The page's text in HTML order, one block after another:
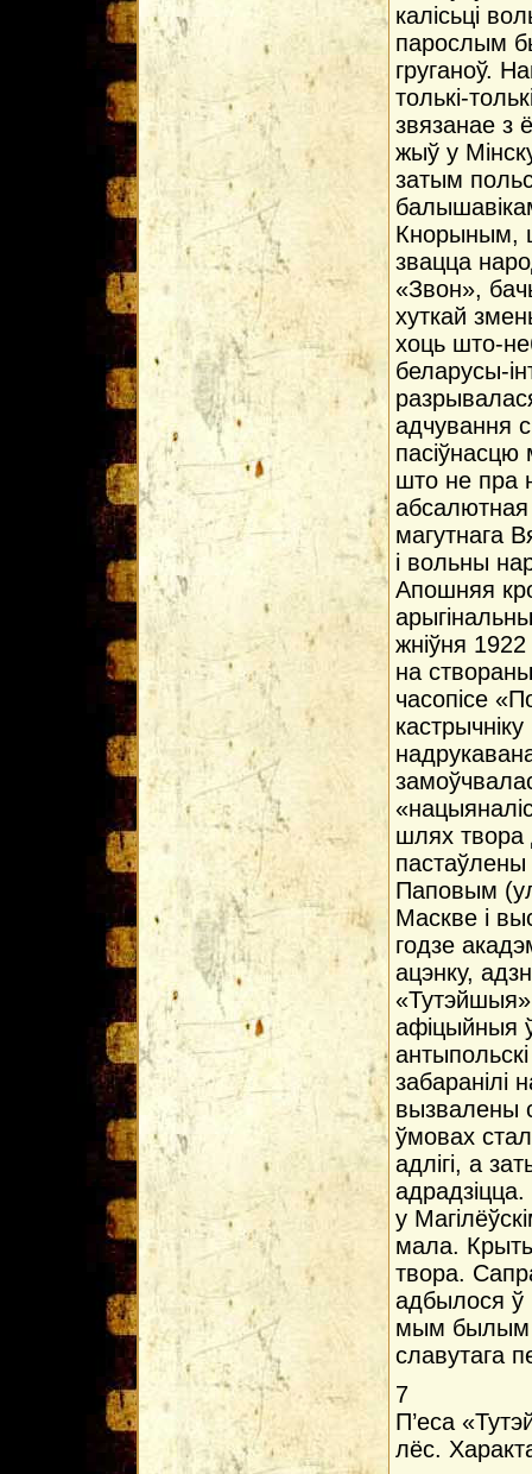
калісьці
парослым
груганоў.
толькі-
звязанае з
жыў у
затым
Кнорыным,
звацца
«Звон»,
хуткай
хоць што-
беларусы-
адчування
што не пра
магутнага
і вольны
Апошняя
жніўня
на
часопісе
шлях твора
Паповым
Маскве і
годзе
ацэнку,
афіцыйныя
забаранілі
вызвалены
ўмовах
адлігі, а
адрадзіцца.
у
мала.
твора.
адбылося ў
мым былым
славутага
7
П’еса
лёс.